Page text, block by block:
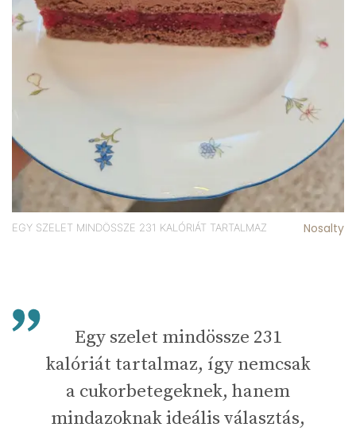
EGY SZELET MINDÖSSZE 231 KALÓRIÁT TARTALMAZ Nosalty
Egy szelet mindössze 231
kalóriát tartalmaz, így nemcsak
a cukorbetegeknek, hanem
mindazoknak ideális választás,